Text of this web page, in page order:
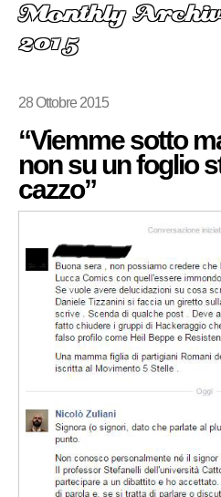
Monthly
2015
28 Ottobre 2015
“Viemme sotto
non su un foglio
cazzo”